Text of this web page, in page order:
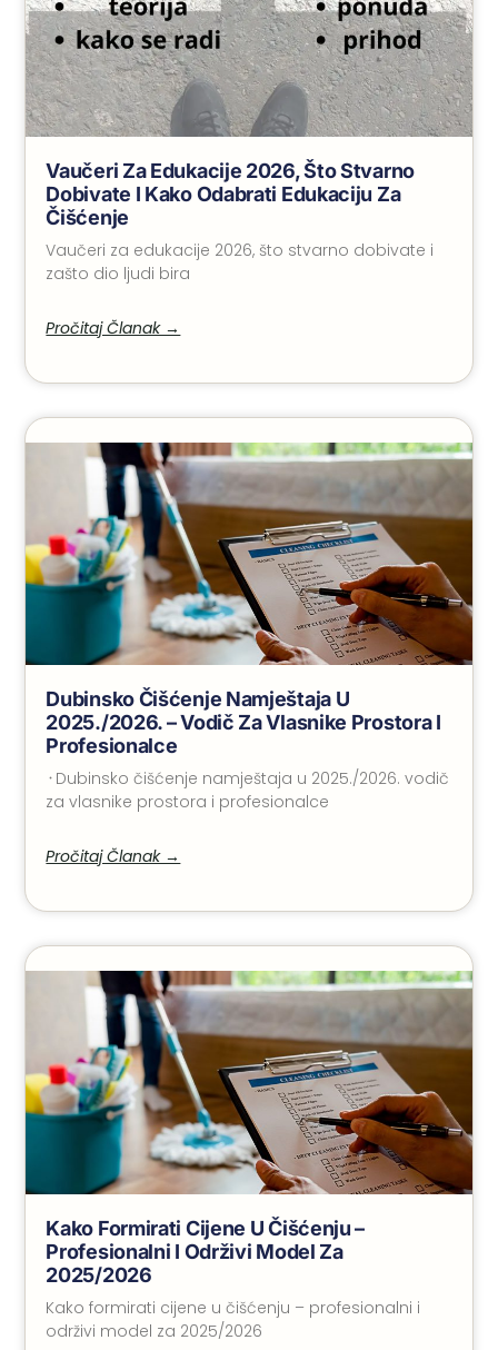
Vaučeri Za Edukacije 2026, Što Stvarno
Dobivate I Kako Odabrati Edukaciju Za
Čišćenje
Vaučeri za edukacije 2026, što stvarno dobivate i
zašto dio ljudi bira
Pročitaj Članak →
Dubinsko Čišćenje Namještaja U
2025./2026. – Vodič Za Vlasnike Prostora I
Profesionalce
᠂ Dubinsko čišćenje namještaja u 2025./2026. vodič
za vlasnike prostora i profesionalce
Pročitaj Članak →
Kako Formirati Cijene U Čišćenju –
Profesionalni I Održivi Model Za
2025/2026
Kako formirati cijene u čišćenju – profesionalni i
održivi model za 2025/2026